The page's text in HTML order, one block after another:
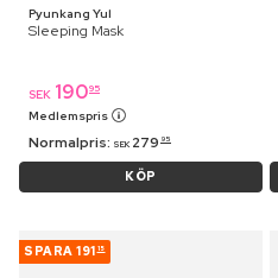
Pyunkang Yul
Sleeping Mask
SEK 19095
Medlemspris
Normalpris: SEK 279 95
KÖP
SPARA 191 15